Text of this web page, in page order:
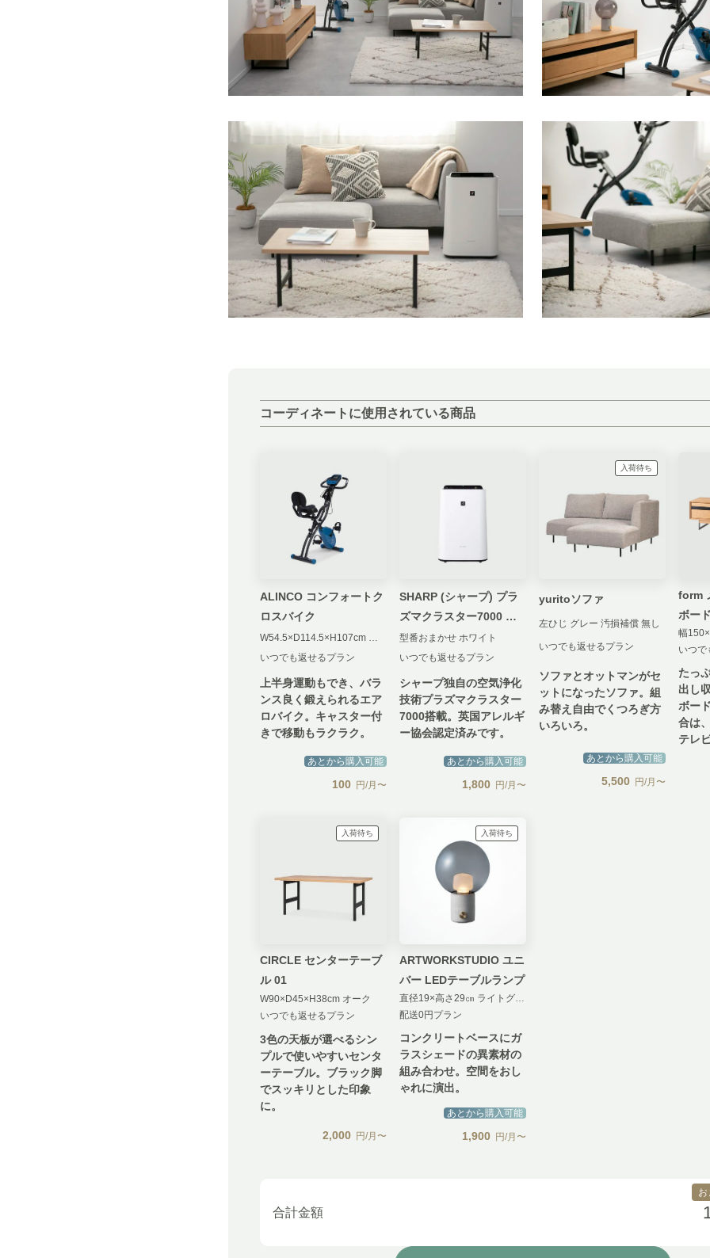
コーディネートに使用されている商品
ALINCO コンフォートク
ロスバイク
W54.5×D114.5×H107cm ブルー
いつでも返せるプラン
上半身運動もでき、バラ
ンス良く鍛えられるエア
ロバイク。キャスター付
きで移動もラクラク。
あとから購入可能
100 円/月〜
SHARP (シャープ) プラ
ズマクラスター7000 加
湿空気清浄機
型番おまかせ ホワイト
いつでも返せるプラン
シャープ独自の空気浄化
技術プラズマクラスター
7000搭載。英国アレルギ
ー協会認定済みです。
あとから購入可能
1,800 円/月〜
入荷待ち
yuritoソファ
左ひじ グレー 汚損補償 無し
いつでも返せるプラン
ソファとオットマンがセ
ットになったソファ。組
み替え自由でくつろぎ方
いろいろ。
あとから購入可能
5,500 円/月〜
form
ボー
いつで
たっ
出し
ボー
合は
テレ
入荷待ち
CIRCLE センターテーブ
ル 01
W90×D45×H38cm オーク
いつでも返せるプラン
3色の天板が選べるシン
プルで使いやすいセンタ
ーテーブル。ブラック脚
でスッキリとした印象
に。
2,000 円/月〜
入荷待ち
ARTWORKSTUDIO ユニ
バー LEDテーブルランプ
直径19×高さ29㎝ ライトグレー＋クリアグレー
配送0円プラン
コンクリートベースにガ
ラスシェードの異素材の
組み合わせ。空間をおし
ゃれに演出。
あとから購入可能
1,900 円/月〜
合計金額
お